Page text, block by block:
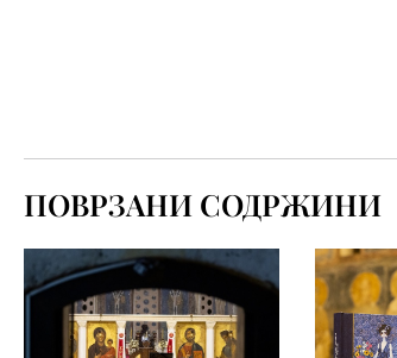
ПОВРЗАНИ СОДРЖИНИ